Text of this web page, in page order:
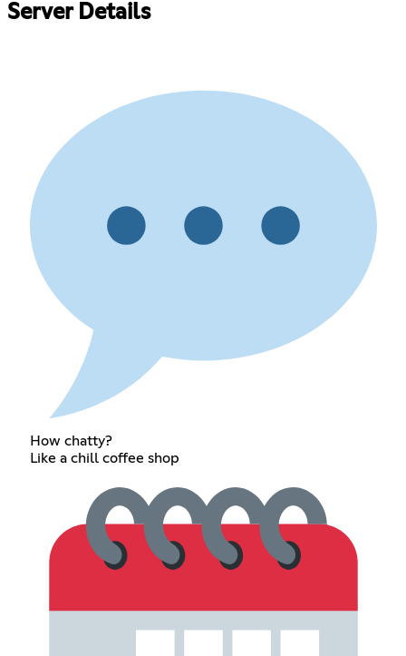
Server Details
How chatty?
Like a chill coffee shop